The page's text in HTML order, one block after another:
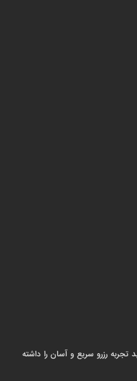
تجربه رزرو سریع و آسان را داشته